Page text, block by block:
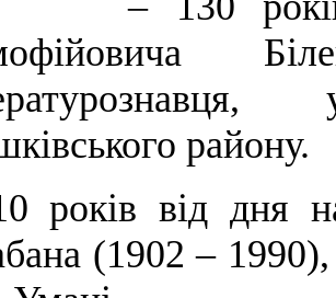
району.
років від дня
(1902 – 1990),